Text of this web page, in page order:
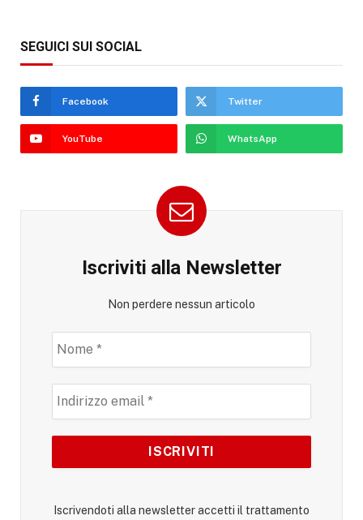
SEGUICI SUI SOCIAL
Facebook Twitter
YouTube WhatsApp
Iscriviti alla Newsletter
Non perdere nessun articolo
Iscrivendoti alla newsletter accetti il trattamento